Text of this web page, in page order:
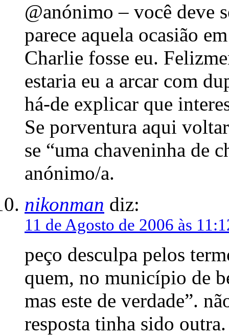
@anónimo – você deve
parece aquela ocasião
Charlie fosse eu.
estaria eu a arcar com
há-de explicar que
Se porventura aqui
se “uma chaveninha de
anónimo/a.
nikonman diz:
11 de Agosto de 2006 às
peço desculpa pelos
quem, no município de
mas este de verdade”.
resposta tinha sido